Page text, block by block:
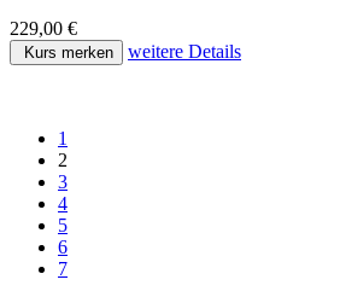
229,00 €
Kurs merken weitere Details
1
2
3
4
5
6
7